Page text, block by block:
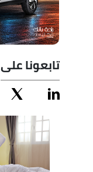
تابعونا على